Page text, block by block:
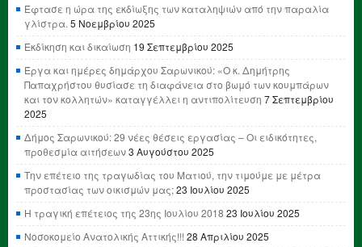
Έφτασε η ώρα της εκδίωξης των καταληψιών από την παραλία
γλίστρα. 5 Νοεμβρίου 2025
Εκδίκηση και δικαίωση 19 Σεπτεμβρίου 2025
Έργα και ημέρες δημάρχου Σαρωνικού: «Ο κ. Δημήτρης
Παπαχρήστου θυσίασε τη διαφάνεια στο βωμό των κουμπάρων
και τον κολλητών» καταγγέλλει η αντιπολίτευση 7 Σεπτεμβρίου
2025
Δήμος Σαρωνικού: 29 νέες θέσεις εργασίας – Οι ειδικότητες,
προθεσμία αιτήσεων3 Αυγούστου 2025
Την επέτειο της τραγωδίας του Ματιού, την τιμούμε με μέτρα
προστασίας των οικισμών μας;23 Ιουλίου 2025
Η τραγική επέτειος της 23ης Ιουλίου 2018 23 Ιουλίου 2025
Νοσοκομείο Ανατολικής Αττικής!!! 28 Απριλίου 2025